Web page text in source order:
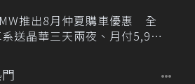
推出8月仲夏購車優惠 全
送晶華三天兩夜、月付5,900